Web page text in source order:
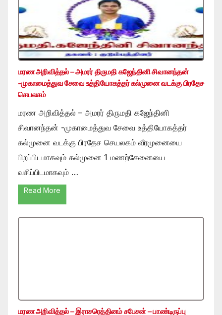
மரண அறிவித்தல் – அமரர் திருமதி கஜேந்தினி சிவானந்தன்
-முகாமைத்துவ சேவை உத்தியோகத்தர் கல்முனை வடக்கு பிரதேச
செயலகம்
மரண அறிவித்தல் – அமரர் திருமதி கஜேந்தினி
சிவானந்தன் -முகாமைத்துவ சேவை உத்தியோகத்தர்
கல்முனை வடக்கு பிரதேச செயலகம் வீரமுனையை
பிறப்பிடமாகவும் கல்முனை 1 மணற்சேனையை
வசிப்பிடமாகவும் …
Read More
மரண அறிவித்தல் – இராசரெத்தினம் சபேசன் – பாண்டிருப்பு